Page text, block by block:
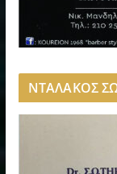
ΝΤΑΛΑΚΟΣ